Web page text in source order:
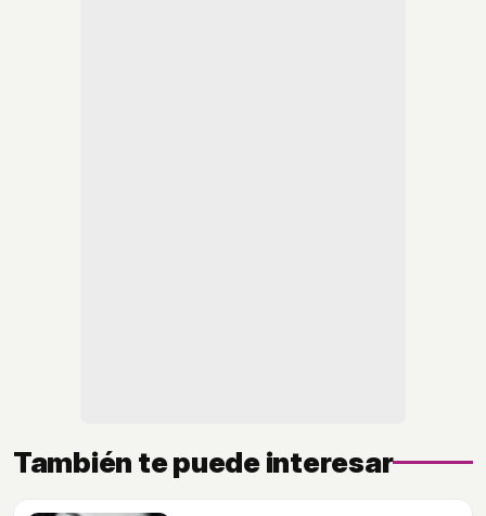
También te puede interesar